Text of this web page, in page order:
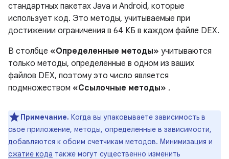
стандартных пакетах Java и Android, которые
использует код. Это методы, учитываемые при
достижении ограничения в 64 КБ в каждом файле DEX.
В столбце «Определенные методы» учитываются
только методы, определенные в одном из ваших
файлов DEX, поэтому это число является
подмножеством «Ссылочные методы» .
Примечание. Когда вы упаковываете зависимость в
свое приложение, методы, определенные в зависимости,
добавляются к обоим счетчикам методов. Минимизация и
сжатие кода также могут существенно изменить